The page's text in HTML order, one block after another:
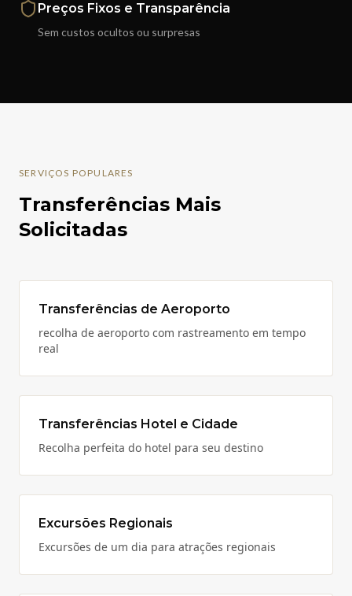
Preços Fixos e Transparência
Sem custos ocultos ou surpresas
SERVIÇOS POPULARES
Transferências Mais
Solicitadas
Transferências de Aeroporto
recolha de aeroporto com rastreamento em tempo
real
Transferências Hotel e Cidade
Recolha perfeita do hotel para seu destino
Excursões Regionais
Excursões de um dia para atrações regionais